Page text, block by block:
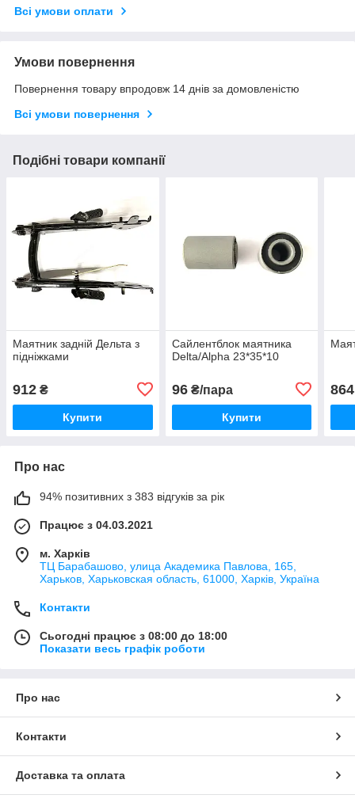
Всі умови оплати
Умови повернення
Повернення товару впродовж 14 днів за домовленістю
Всі умови повернення
Подібні товари компанії
Маятник задній Дельта з
підніжками
912 ₴
Купити
Сайлентблок маятника
Delta/Alpha 23*35*10
96₴/пара
Купити
864
Про нас
94% позитивних з 383 відгуків за рік
Працює з 04.03.2021
м. Харків
ТЦ Барабашово, улица Академика Павлова, 165,
Харьков, Харьковская область, 61000, Харків, Україна
Контакти
Сьогодні працює з 08:00 до 18:00
Показати весь графік роботи
Про нас
Контакти
Доставка та оплата